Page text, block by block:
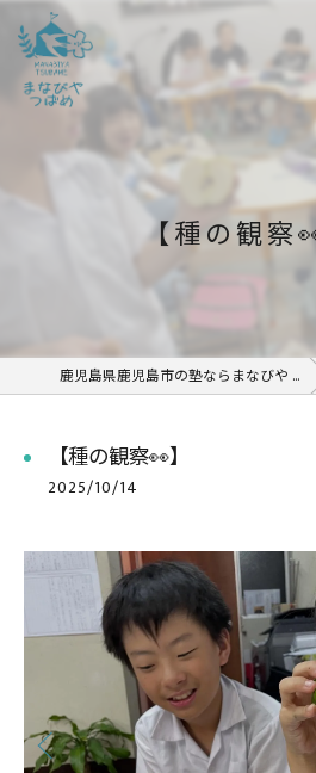
【種の観
鹿児島県鹿児島市の塾ならまなびや つばめ
【種の観察👀】
2025/10/14